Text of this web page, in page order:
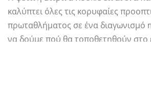
καλύπτει όλες τις κορυφαίες
πρωταθλήματος σε ένα διαγωνισμό
να δούμε πού θα τοποθετηθούν στο